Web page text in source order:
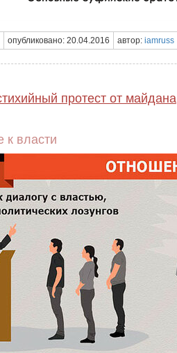
опубликовано: 20.04.2016 автор: iamruss
протест от майдана
к власти